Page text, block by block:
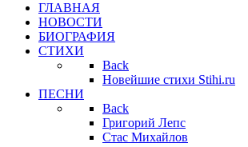
ГЛАВНАЯ
НОВОСТИ
БИОГРАФИЯ
СТИХИ
Back
Новейшие стихи Stihi.ru
ПЕСНИ
Back
Григорий Лепс
Стас Михайлов